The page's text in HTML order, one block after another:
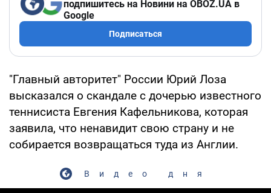
подпишитесь на Новини на OBOZ.UA в
Google
Подписаться
"Главный авторитет" России Юрий Лоза
высказался о скандале с дочерью известного
теннисиста Евгения Кафельникова, которая
заявила, что ненавидит свою страну и не
собирается возвращаться туда из Англии.
Видео дня